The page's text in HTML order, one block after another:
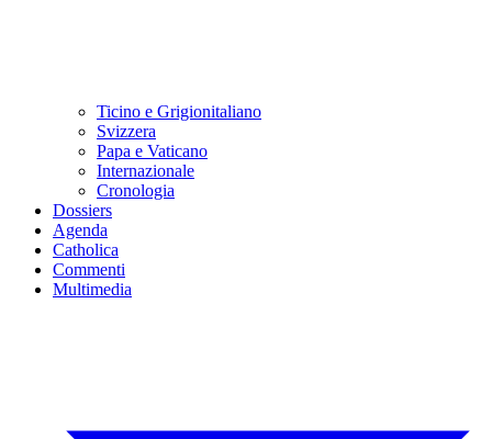
Ticino e Grigionitaliano
Svizzera
Papa e Vaticano
Internazionale
Cronologia
Dossiers
Agenda
Catholica
Commenti
Multimedia